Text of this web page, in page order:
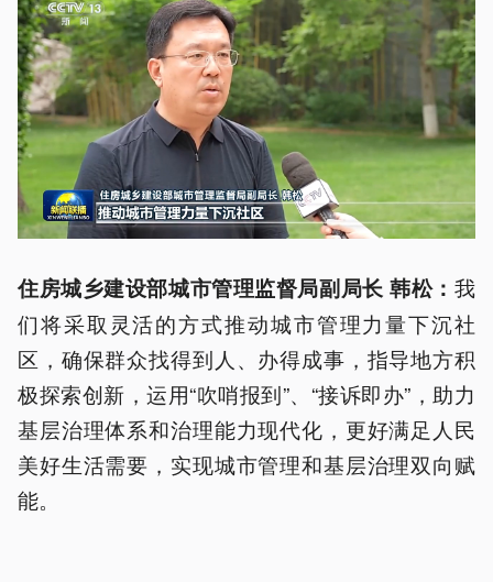
住房城乡建设部城市管理监督局副局长 韩松： 我
们将采取灵活的方式推动城市管理力量下沉社
区，确保群众找得到人、办得成事，指导地方积
极探索创新，运用“吹哨报到”、“接诉即办”，助力
基层治理体系和治理能力现代化，更好满足人民
美好生活需要，实现城市管理和基层治理双向赋
能。